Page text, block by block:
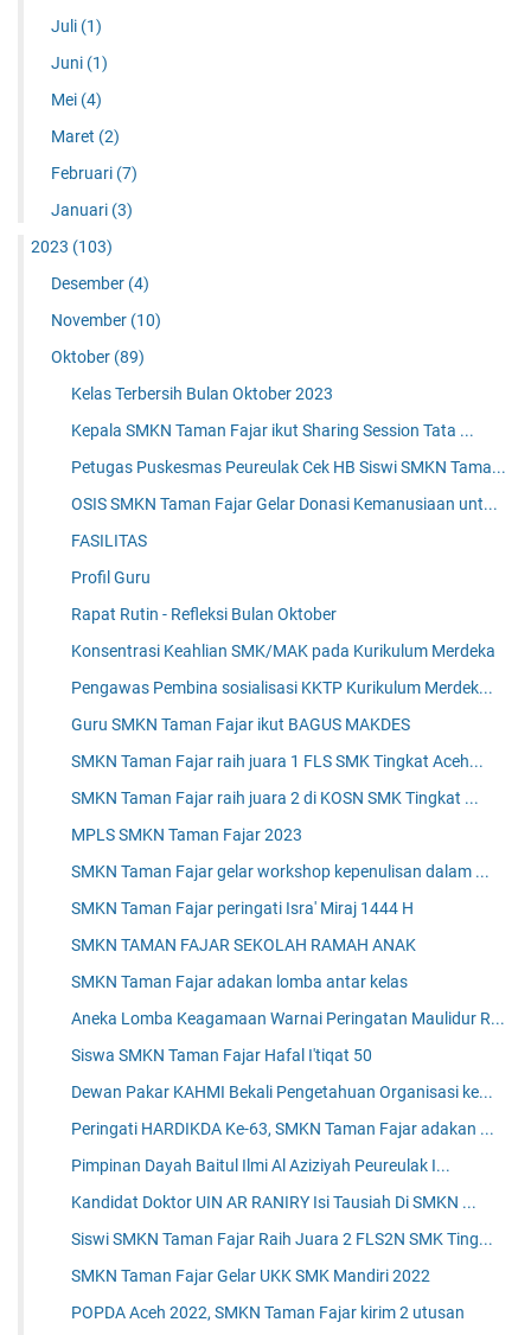
Juli (1)
Juni (1)
Mei (4)
Maret (2)
Februari (7)
Januari (3)
2023 (103)
Desember (4)
November (10)
Oktober (89)
Kelas Terbersih Bulan Oktober 2023
Kepala SMKN Taman Fajar ikut Sharing Session Tata ...
Petugas Puskesmas Peureulak Cek HB Siswi SMKN Tama...
OSIS SMKN Taman Fajar Gelar Donasi Kemanusiaan unt...
FASILITAS
Profil Guru
Rapat Rutin - Refleksi Bulan Oktober
Konsentrasi Keahlian SMK/MAK pada Kurikulum Merdeka
Pengawas Pembina sosialisasi KKTP Kurikulum Merdek...
Guru SMKN Taman Fajar ikut BAGUS MAKDES
SMKN Taman Fajar raih juara 1 FLS SMK Tingkat Aceh...
SMKN Taman Fajar raih juara 2 di KOSN SMK Tingkat ...
MPLS SMKN Taman Fajar 2023
SMKN Taman Fajar gelar workshop kepenulisan dalam ...
SMKN Taman Fajar peringati Isra' Miraj 1444 H
SMKN TAMAN FAJAR SEKOLAH RAMAH ANAK
SMKN Taman Fajar adakan lomba antar kelas
Aneka Lomba Keagamaan Warnai Peringatan Maulidur R...
Siswa SMKN Taman Fajar Hafal I'tiqat 50
Dewan Pakar KAHMI Bekali Pengetahuan Organisasi ke...
Peringati HARDIKDA Ke-63, SMKN Taman Fajar adakan ...
Pimpinan Dayah Baitul Ilmi Al Aziziyah Peureulak I...
Kandidat Doktor UIN AR RANIRY Isi Tausiah Di SMKN ...
Siswi SMKN Taman Fajar Raih Juara 2 FLS2N SMK Ting...
SMKN Taman Fajar Gelar UKK SMK Mandiri 2022
POPDA Aceh 2022, SMKN Taman Fajar kirim 2 utusan